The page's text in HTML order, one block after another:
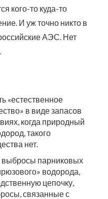
кого-то куда-то
И уж точно никто в
АЭС. Нет
«естественное
в виде запасов
когда природный
такого
нет.
выбросы парниковых
водорода,
цепочку,
связанные с